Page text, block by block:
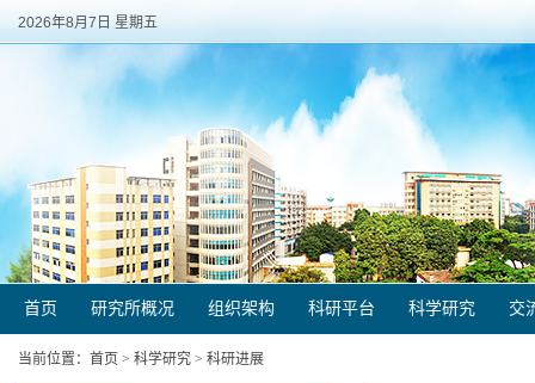
2026年8月7日 星期五
首页 研究所概况 组织架构 科研平台 科学研究 交
当前位置： 首页 > 科学研究 > 科研进展